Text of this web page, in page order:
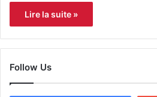
Lire la suite »
Follow Us